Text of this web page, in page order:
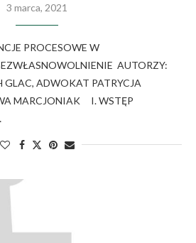
3 marca, 2021
PROCESOWE W
AUTORZY:
ADWOKAT PATRYCJA
MARCJONIAK I. WSTĘP